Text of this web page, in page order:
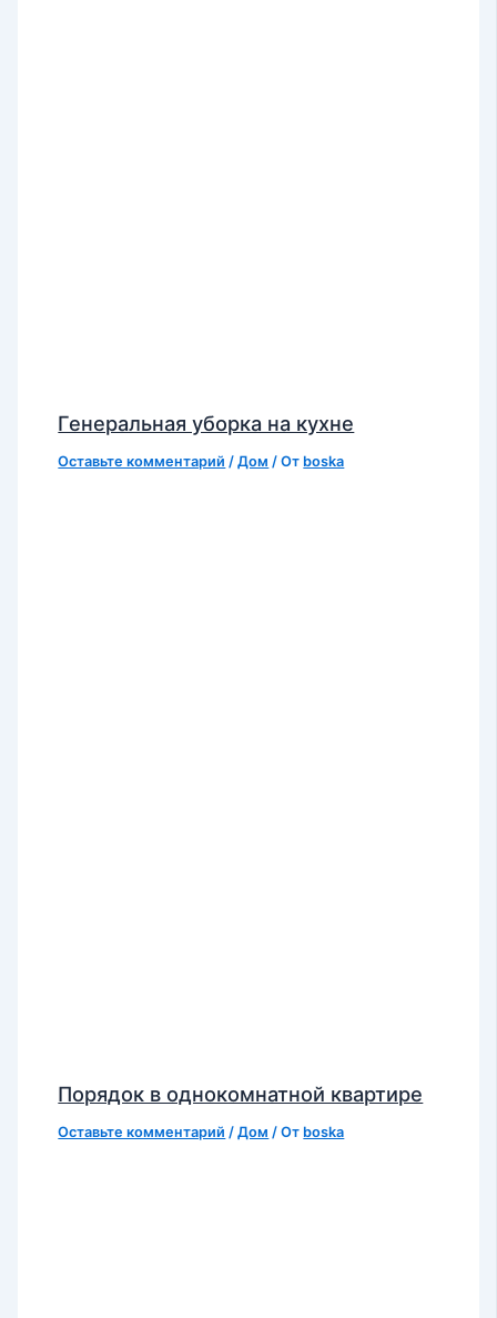
Генеральная уборка на кухне
Оставьте комментарий /Дом / От boska
Порядок в однокомнатной квартире
Оставьте комментарий /Дом / От boska